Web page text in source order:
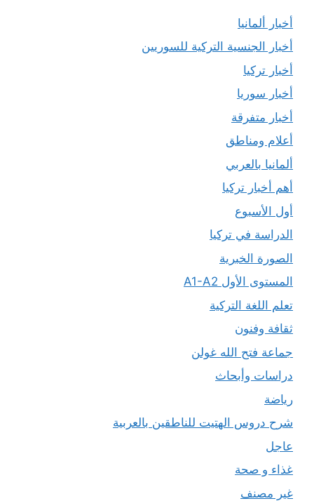
أخبار ألمانيا
أخبار الجنسية التركية للسوريين
أخبار تركيا
أخبار سوريا
أخبار متفرقة
أعلام ومناطق
ألمانيا بالعربي
أهم أخبار تركيا
أول الأسبوع
الدراسة في تركيا
الصورة الخبرية
المستوى الأول A1-A2
تعلم اللغة التركية
ثقافة وفنون
جماعة فتح الله غولن
دراسات وأبحاث
رياضة
شرح دروس الهتيت للناطقين بالعربية
عاجل
غذاء و صحة
غير مصنف